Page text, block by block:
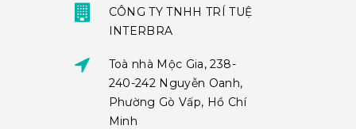
CÔNG TY TNHH TRÍ TUỆ
INTERBRA
Toà nhà Mộc Gia, 238-
240-242 Nguyễn Oanh,
Phường Gò Vấp, Hồ Chí
Minh